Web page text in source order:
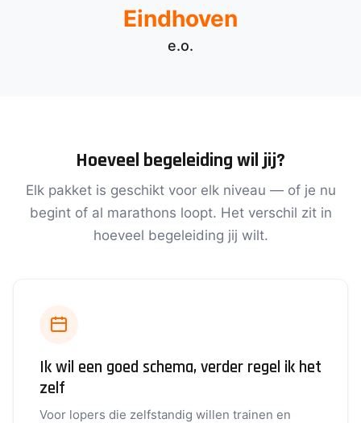
Eindhoven
e.o.
Hoeveel begeleiding wil jij?
Elk pakket is geschikt voor elk niveau — of je nu
begint of al marathons loopt. Het verschil zit in
hoeveel begeleiding jij wilt.
Ik wil een goed schema, verder regel ik het
zelf
Voor lopers die zelfstandig willen trainen en